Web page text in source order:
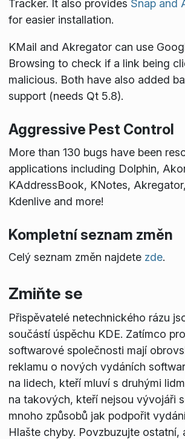
Tracker. It also provides Snap and
for easier installation.
KMail and Akregator can use
Browsing to check if a link being
malicious. Both have also added
support (needs Qt 5.8).
Aggressive Pest Control
More than 130 bugs have been
applications including Dolphin,
KAddressBook, KNotes,
Kdenlive and more!
Kompletní seznam změn
Celý seznam změn najdete zde.
Zmiňte se
Přispěvatelé netechnického rázu
součástí úspěchu KDE. Zatímco
softwarové společnosti mají
reklamu o nových vydáních
na lidech, kteří mluví s druhými
na takových, kteří nejsou vývojáři
mnoho způsobů jak podpořit
Hlašte chyby. Povzbuzujte ostatní,